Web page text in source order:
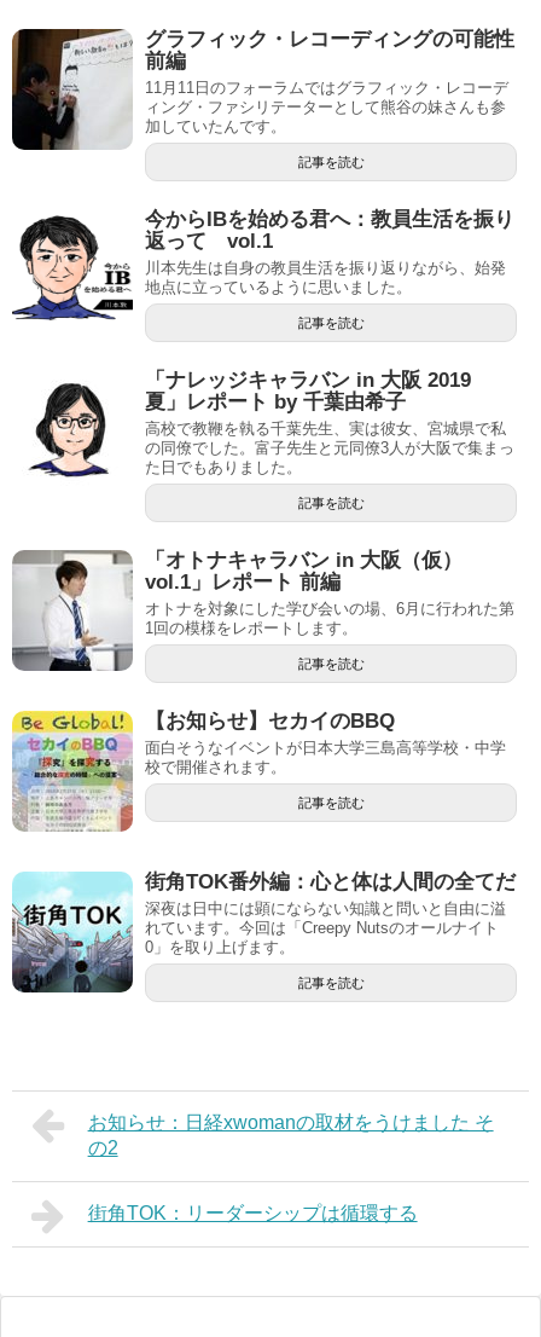
グラフィック・レコーディングの可能性
前編
11月11日のフォーラムではグラフィック・レコーデ
ィング・ファシリテーターとして熊谷の妹さんも参
加していたんです。
記事を読む
今からIBを始める君へ：教員生活を振り
返って vol.1
川本先生は自身の教員生活を振り返りながら、始発
地点に立っているように思いました。
記事を読む
「ナレッジキャラバン in 大阪 2019
夏」レポート by 千葉由希子
高校で教鞭を執る千葉先生、実は彼女、宮城県で私
の同僚でした。富子先生と元同僚3人が大阪で集まっ
た日でもありました。
記事を読む
「オトナキャラバン in 大阪（仮）
vol.1」レポート 前編
オトナを対象にした学び会いの場、6月に行われた第
1回の模様をレポートします。
記事を読む
【お知らせ】セカイのBBQ
面白そうなイベントが日本大学三島高等学校・中学
校で開催されます。
記事を読む
街角TOK番外編：心と体は人間の全てだ
深夜は日中には顕にならない知識と問いと自由に溢
れています。今回は「Creepy Nutsのオールナイト
0」を取り上げます。
記事を読む
お知らせ：日経xwomanの取材をうけました そ
の2
街角TOK：リーダーシップは循環する